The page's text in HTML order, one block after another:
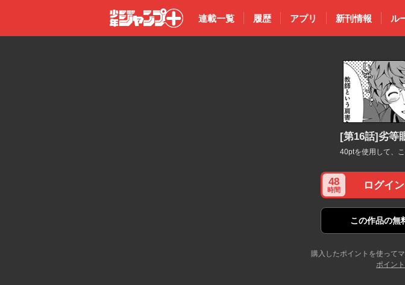
少年ジャン
連載一覧 履歴 アプリ 新刊情報 ル
[第16話]劣等
40ptを使用して、
48
時間 ログイ
この作品の無
購入したポイントを使って
ポイン